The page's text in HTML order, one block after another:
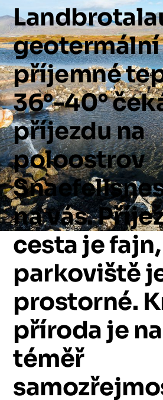
geotermální
příjemné
36°-40°
příjezduna
poloostrov
navás.
cestajefajn,
parkoviště
prostorné.
přírodaje na
téměř